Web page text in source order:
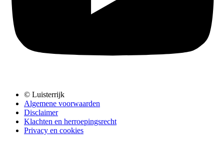
© Luisterrijk
Algemene voorwaarden
Disclaimer
Klachten en herroepingsrecht
Privacy en cookies